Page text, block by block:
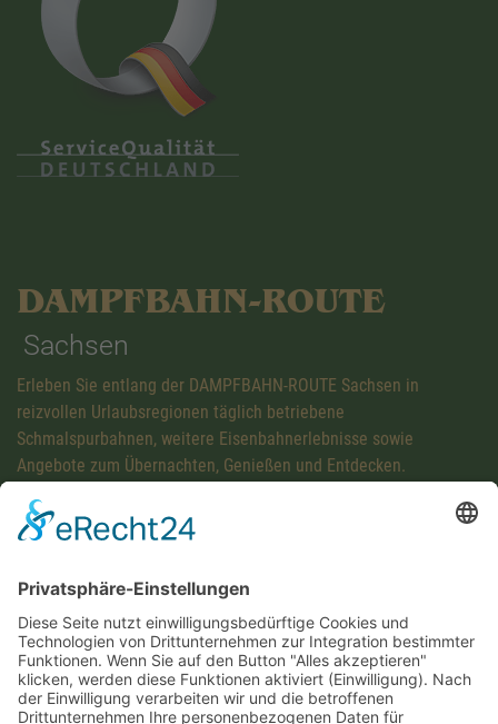
DAMPFBAHN-ROUTE
Sachsen
Erleben Sie entlang der DAMPFBAHN-ROUTE Sachsen in
reizvollen Urlaubsregionen täglich betriebene
Schmalspurbahnen, weitere Eisenbahnerlebnisse sowie
Angebote zum Übernachten, Genießen und Entdecken.